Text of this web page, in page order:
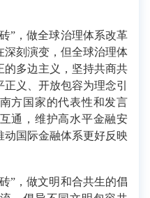
做全球治理体系改革
深刻演变，但全球治理体
的多边主义，坚持共商共
义、开放包容为理念引
方国家的代表性和发言
通，维护高水平金融安
国际金融体系更好反映
做文明和合共生的倡